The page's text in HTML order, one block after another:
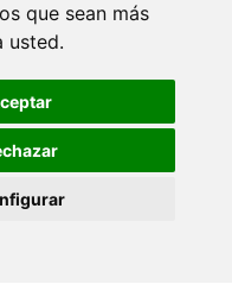
que sean más
usted.